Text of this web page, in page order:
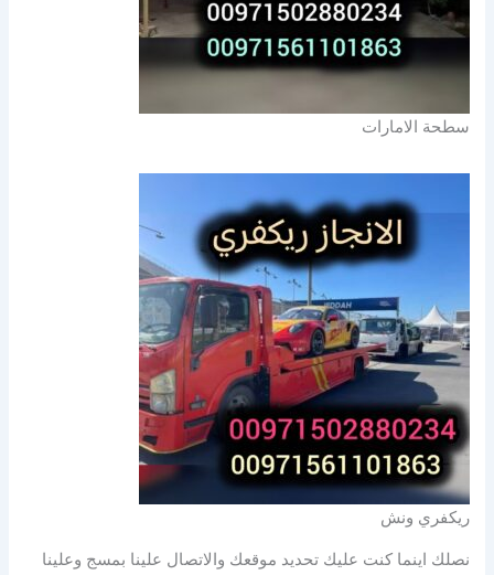
سطحة الامارات
ريكفري ونش
نصلك اينما كنت عليك تحديد موقعك والاتصال علينا بمسج وعلينا